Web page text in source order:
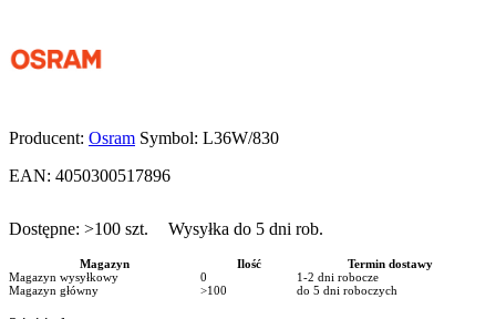
Producent: Osram Symbol: L36W/830
EAN: 4050300517896
Dostępne: >100 szt. Wysyłka do 5 dni rob.
Magazyn Ilość
Termin dostawy
Magazyn wysyłkowy
0
1-2 dni robocze
Magazyn główny
>100 do 5 dni roboczych